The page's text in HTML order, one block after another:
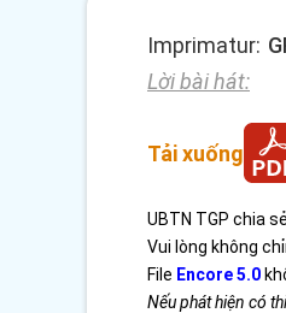
Imprimatur:
Lời bài hát:
Tải xuống
UBTN TGP chia
Vui lòng không
File Encore 5.0
Nếu phát hiện có